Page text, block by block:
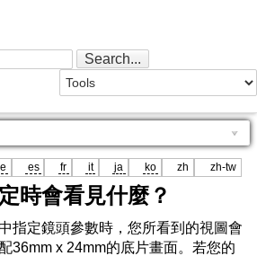
es fr it ja ko zh zh-tw
時會看見什麼？
指定鏡頭參數時，您所看到的視圖會
36mm x 24mm的底片畫面。若您的